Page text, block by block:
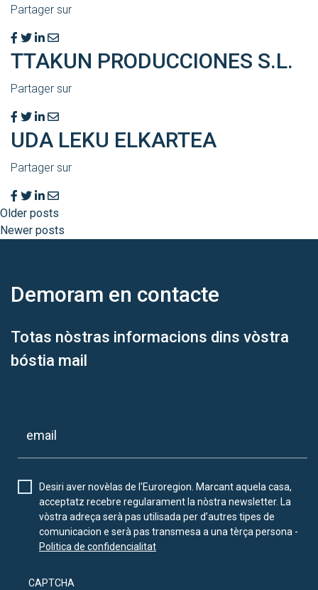
Partager sur
TTAKUN PRODUCCIONES S.L.
Partager sur
UDA LEKU ELKARTEA
Partager sur
Older posts
Newer posts
Demoram en contacte
Totas nòstras informacions dins vòstra
bóstia mail
Desiri aver novèlas de l'Euroregion. Marcant aquela casa,
acceptatz recebre regularament la nòstra newsletter. La
vòstra adreça serà pas utilisada per d’autres tipes de
comunicacion e serà pas transmesa a una tèrça persona -
Politica de confidencialitat
CAPTCHA